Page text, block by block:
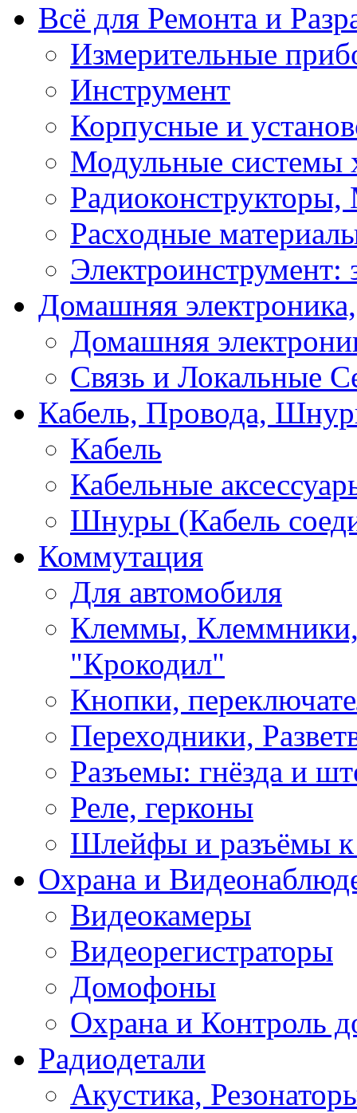
Всё для Ремонта и
Измерительные
Инструмент
Корпусные и
Модульные системы
Расходные
Электроинструмент:
Домашняя
Домашняя
Связь и Локальные
Кабель, Провода,
Кабель
Кабельные
Шнуры (Кабель
Коммутация
Для автомобиля
Клеммы,
"Крокодил"
Кнопки,
Переходники,
Разъемы: гнёзда и
Реле, герконы
Шлейфы и разъёмы
Охрана и
Видеокамеры
Видеорегистраторы
Домофоны
Охрана и Контроль
Радиодетали
Акустика,